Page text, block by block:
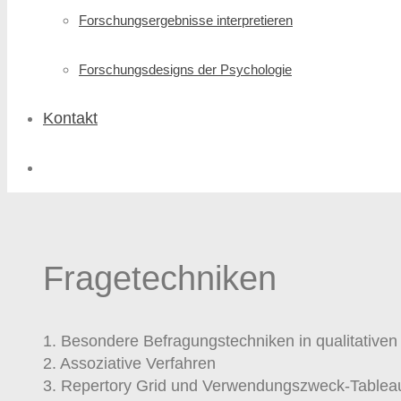
Forschungs­ergebnisse interpretieren
Forschungsdesigns der Psychologie
Kontakt
Fragetechniken
1. Besondere Befragungstechniken in
2. Assoziative Verfahren
3. Repertory Grid und Verwendungszweck-